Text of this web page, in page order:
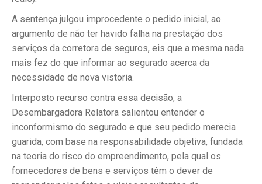
A sentença julgou improcedente o pedido inicial, ao
argumento de não ter havido falha na prestação dos
serviços da corretora de seguros, eis que a mesma nada
mais fez do que informar ao segurado acerca da
necessidade de nova vistoria.
Interposto recurso contra essa decisão, a
Desembargadora Relatora salientou entender o
inconformismo do segurado e que seu pedido merecia
guarida, com base na responsabilidade objetiva, fundada
na teoria do risco do empreendimento, pela qual os
fornecedores de bens e serviços têm o dever de